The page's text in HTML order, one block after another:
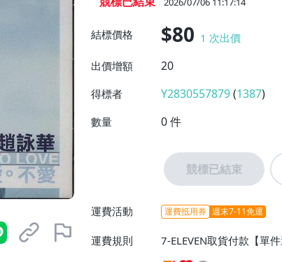
結標價格 $80 1 次出價
出價增額
20
得標者 Y2830557879 (1387)
數量 0件
競標已結束
運費活動 運費抵用券 週末7-11免運
運費規則
7-ELEVEN取貨付款【單
$38】、萊爾富取貨付款